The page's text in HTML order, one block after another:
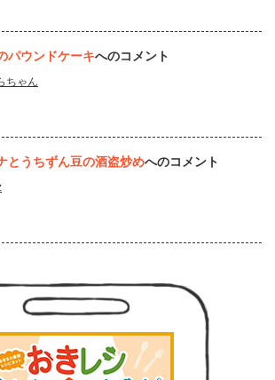
パウンドケーキへのコメント
ちゃん
とうちずん豆の酒盗炒めへのコメント